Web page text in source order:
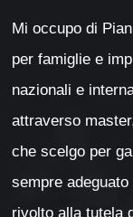
Mi occupo di
per famiglie e
nazionali e
attraverso
che scelgo per
sempre
rivolto alla tutela